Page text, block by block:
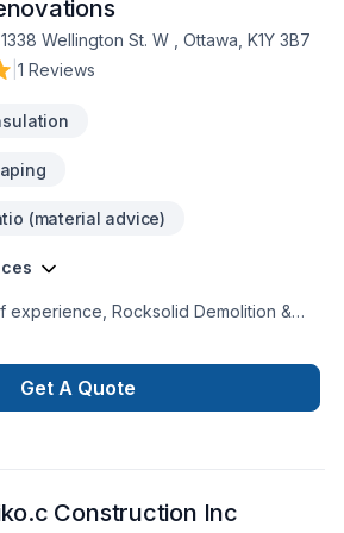
Wellington St. W , Ottawa, K1Y 3B7
1 Reviews
(material advice)
experience, Rocksolid Demolition &
Based in Ottawa, we serve a
Kanata, Orleans, Kingston,
expert craftsmanship directly
a structural overhaul or a modern
Get A Quote
Construction Inc